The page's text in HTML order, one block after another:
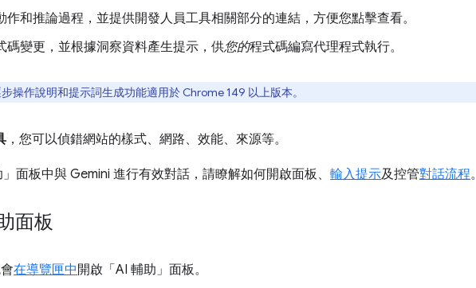
作和推論過程，並提供開發人員工具相關部分的連結，方便您點擊查看。
碼變更，並根據洞察資料產生提示，供您的程式碼編寫代理程式執行。
操作說明和提示詞生成功能適用於 Chrome 149 以上版本。
，您可以偵錯網站的樣式、網路、效能、來源等。
面板中與 Gemini 進行有效對話，請瞭解如何開啟面板、 輸入提示及控管對話流程。
面板
在導覽匣中 開啟「AI 輔助」 面板。